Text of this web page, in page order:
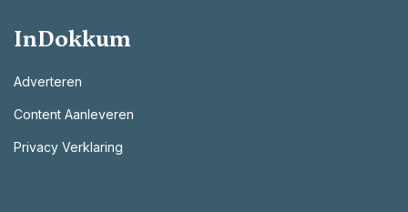
InDokkum
Adverteren
Content Aanleveren
Privacy Verklaring